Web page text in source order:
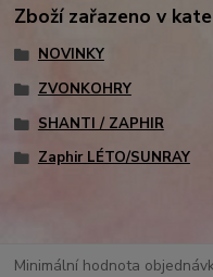
Zboží zařazeno v
NOVINKY
ZVONKOHRY
SHANTI / ZAPHIR
Zaphir LÉTO/SUNRAY
Minimální hodnota